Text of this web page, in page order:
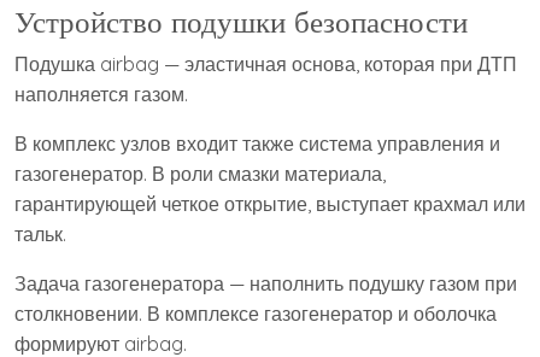
Устройство подушки безопасности
Подушка airbag — эластичная основа, которая при ДТП
наполняется газом.
В комплекс узлов входит также система управления и
газогенератор. В роли смазки материала,
гарантирующей четкое открытие, выступает крахмал или
тальк.
Задача газогенератора — наполнить подушку газом при
столкновении. В комплексе газогенератор и оболочка
формируют airbag.